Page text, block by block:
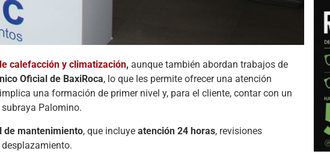
calefacción y climatización, aunque también abordan trabajos de
Oficial de BaxiRoca, lo que les permite ofrecer una atención
una formación de primer nivel y, para el cliente, contar con un
Palomino.
de mantenimiento, que incluye atención 24 horas, revisiones